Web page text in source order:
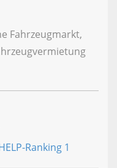
Fahrzeugmarkt,